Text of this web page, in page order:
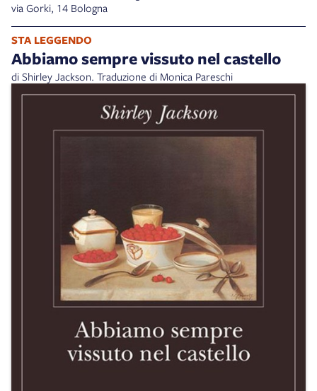
via Gorki, 14 Bologna
STA LEGGENDO
Abbiamo sempre vissuto nel castello
di Shirley Jackson. Traduzione di Monica Pareschi